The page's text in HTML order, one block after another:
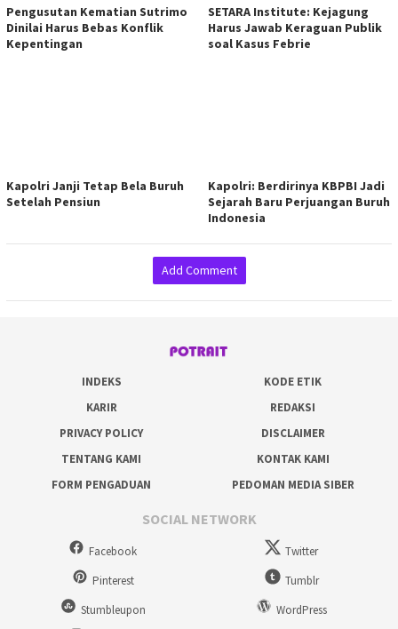
Pengusutan Kematian Sutrimo
Dinilai Harus Bebas Konflik
Kepentingan
SETARA Institute: Kejagung
Harus Jawab Keraguan Publik
soal Kasus Febrie
Kapolri Janji Tetap Bela Buruh
Setelah Pensiun
Kapolri: Berdirinya KBPBI Jadi
Sejarah Baru Perjuangan Buruh
Indonesia
Add Comment
INDEKS
KODE ETIK
KARIR
REDAKSI
PRIVACY POLICY
DISCLAIMER
TENTANG KAMI
KONTAK KAMI
FORM PENGADUAN
PEDOMAN MEDIA SIBER
SOCIAL NETWORK
Facebook
Twitter
Pinterest
Tumblr
Stumbleupon
WordPress